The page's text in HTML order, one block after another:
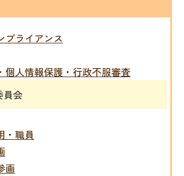
プライアンス
個人情報保護・行政不服審査
員会
・職員
画